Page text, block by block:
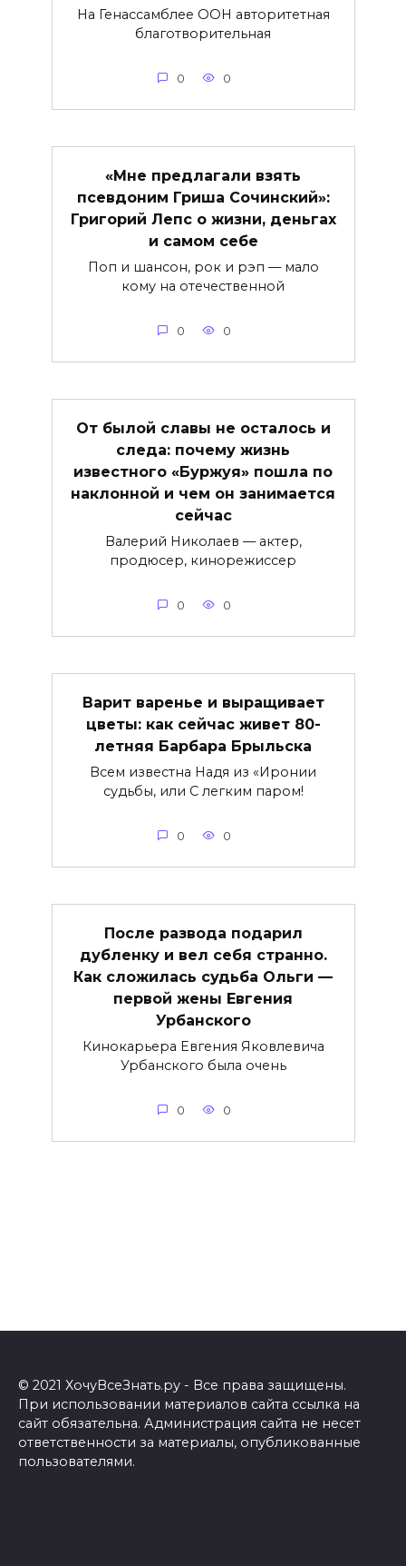
На Генассамблее ООН авторитетная
благотворительная
0 0
«Мне предлагали взять
псевдоним Гриша Сочинский»:
Григорий Лепс о жизни, деньгах
и самом себе
Поп и шансон, рок и рэп — мало
кому на отечественной
0 0
От былой славы не осталось и
следа: почему жизнь
известного «Буржуя» пошла по
наклонной и чем он занимается
сейчас
Валерий Николаев — актер,
продюсер, кинорежиссер
0 0
Варит варенье и выращивает
цветы: как сейчас живет 80-
летняя Барбара Брыльска
Всем известна Надя из «Иронии
судьбы, или С легким паром!
0 0
После развода подарил
дубленку и вел себя странно.
Как сложилась судьба Ольги —
первой жены Евгения
Урбанского
Кинокарьера Евгения Яковлевича
Урбанского была очень
0 0
© 2021 ХочуВсеЗнать.ру - Все права защищены.
При использовании материалов сайта ссылка на
сайт обязательна. Администрация сайта не несет
ответственности за материалы, опубликованные
пользователями.